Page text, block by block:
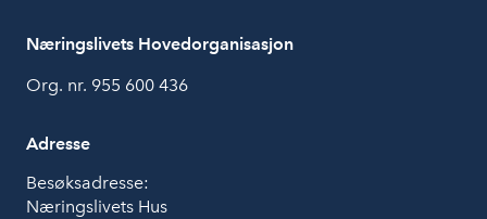
Næringslivets Hovedorganisasjon
Org. nr. 955 600 436
Adresse
Besøksadresse:
Næringslivets Hus